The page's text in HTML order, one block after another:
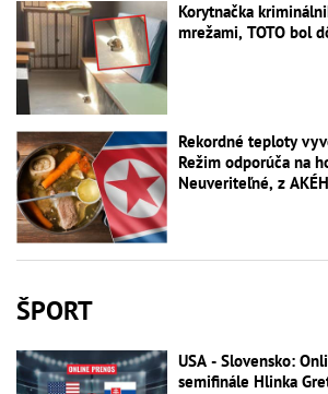
Korytnačka
mrežami, TOTO bol
Rekordné teploty
Režim odporúča na
Neuveriteľné, z
ŠPORT
USA - Slovensko:
semifinále Hlinka